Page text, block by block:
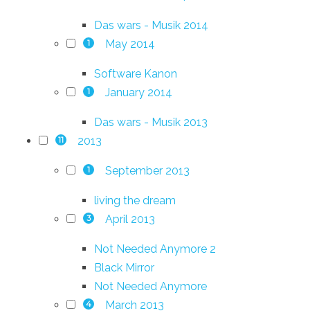
Das wars - Musik 2014
1 May 2014
Software Kanon
1 January 2014
Das wars - Musik 2013
11 2013
1 September 2013
living the dream
3 April 2013
Not Needed Anymore 2
Black Mirror
Not Needed Anymore
4 March 2013